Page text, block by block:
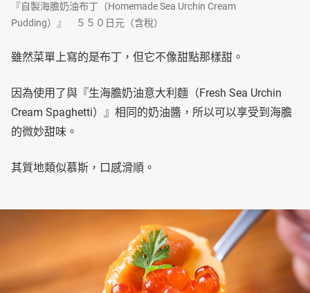
『自製海膽奶油布丁（Homemade Sea Urchin Cream
Pudding）』 ５５０日元（含稅）
雖然菜單上寫的是布丁，但它不像甜點那樣甜。
因為使用了與『生海膽奶油意大利麵（Fresh Sea Urchin
Cream Spaghetti）』相同的奶油醬，所以可以享受到海膽
的微妙甜味。
其質地類似慕斯，口感滑順。